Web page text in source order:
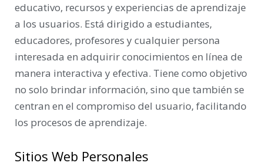
educativo, recursos y experiencias de aprendizaje
a los usuarios. Está dirigido a estudiantes,
educadores, profesores y cualquier persona
interesada en adquirir conocimientos en línea de
manera interactiva y efectiva. Tiene como objetivo
no solo brindar información, sino que también se
centran en el compromiso del usuario, facilitando
los procesos de aprendizaje.
Sitios Web Personales